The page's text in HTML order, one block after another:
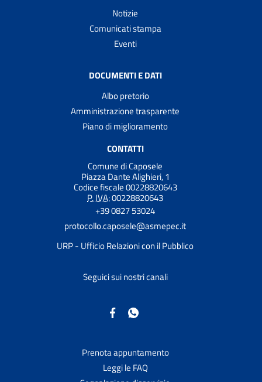
Notizie
Comunicati stampa
Eventi
DOCUMENTI E DATI
Albo pretorio
Amministrazione trasparente
Piano di miglioramento
CONTATTI
Comune di Caposele
Piazza Dante Alighieri, 1
Codice fiscale 00228820643
P. IVA:00228820643
+39 0827 53024
protocollo.caposele@asmepec.it
URP - Ufficio Relazioni con il Pubblico
Seguici sui nostri canali
Prenota appuntamento
Leggi le FAQ